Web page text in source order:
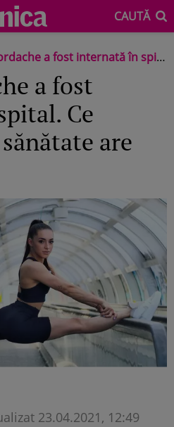
CAUTĂ
fost internată în spital. Ce probleme de sănătate are gimnasta
a fost
Ce
are
23.04.2021, 12:49